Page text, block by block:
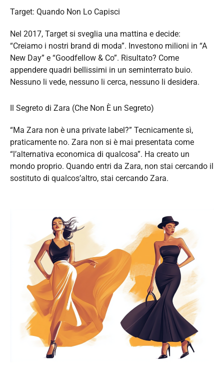
Target: Quando Non Lo Capisci
Nel 2017, Target si sveglia una mattina e decide:
“Creiamo i nostri brand di moda”. Investono milioni in “A
New Day” e “Goodfellow & Co”. Risultato? Come
appendere quadri bellissimi in un seminterrato buio.
Nessuno li vede, nessuno li cerca, nessuno li desidera.
Il Segreto di Zara (Che Non È un Segreto)
“Ma Zara non è una private label?” Tecnicamente sì,
praticamente no. Zara non si è mai presentata come
“l’alternativa economica di qualcosa”. Ha creato un
mondo proprio. Quando entri da Zara, non stai cercando il
sostituto di qualcos’altro, stai cercando Zara.